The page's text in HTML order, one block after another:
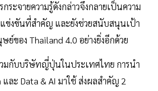
ระจายความรู้ดังกล่าวจึงกลายเป็นความ
แข่งขันที่สำคัญ และยังช่วยสนับสนุนเป้า
ของ Thailand 4.0 อย่างยิ่งอีกด้วย
วมกับบริษัทญี่ปุ่นในประเทศไทย การนำ
ละ Data & AI มาใช้ ส่งผลสำคัญ 2